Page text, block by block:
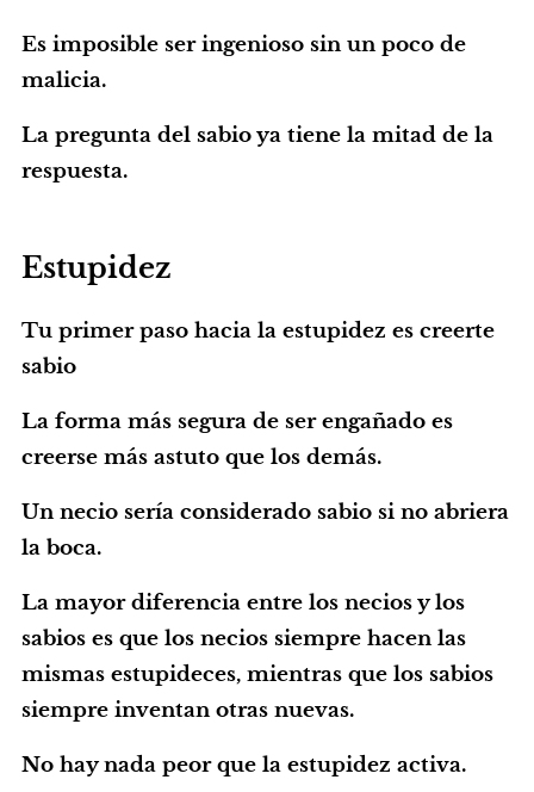
Es imposible ser ingenioso sin un poco de
malicia.
La pregunta del sabio ya tiene la mitad de la
respuesta.
Estupidez
Tu primer paso hacia la estupidez es creerte
sabio
La forma más segura de ser engañado es
creerse más astuto que los demás.
Un necio sería considerado sabio si no abriera
la boca.
La mayor diferencia entre los necios y los
sabios es que los necios siempre hacen las
mismas estupideces, mientras que los sabios
siempre inventan otras nuevas.
No hay nada peor que la estupidez activa.